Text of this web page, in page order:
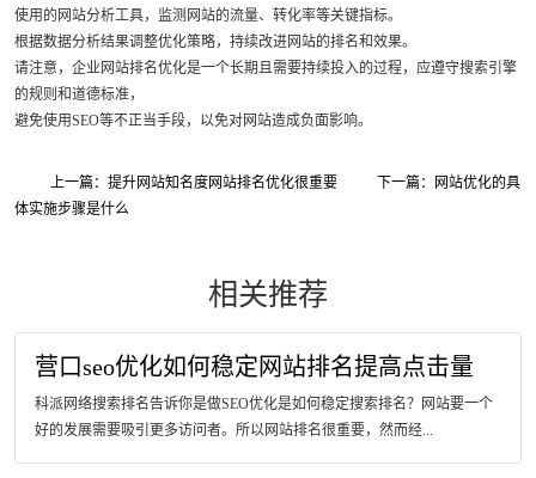
使用的网站分析工具，监测网站的流量、转化率等关键指标。
根据数据分析结果调整优化策略，持续改进网站的排名和效果。
请注意，企业网站排名优化是一个长期且需要持续投入的过程，应遵守搜索引擎
的规则和道德标准，
避免使用SEO等不正当手段，以免对网站造成负面影响。
上一篇：提升网站知名度网站排名优化很重要
下一篇：网站优化的具
体实施步骤是什么
相关推荐
营口seo优化如何稳定网站排名提高点击量
科派网络搜索排名告诉你是做SEO优化是如何稳定搜索排名？网站要一个
好的发展需要吸引更多访问者。所以网站排名很重要，然而经...